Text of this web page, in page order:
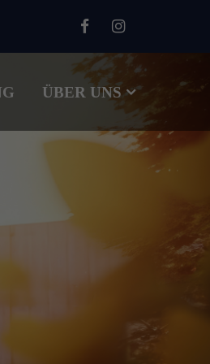
dolor sit amet,
ligula eget
et magnis dis
nascetur
Donec quam felis,
ÜBER UNS